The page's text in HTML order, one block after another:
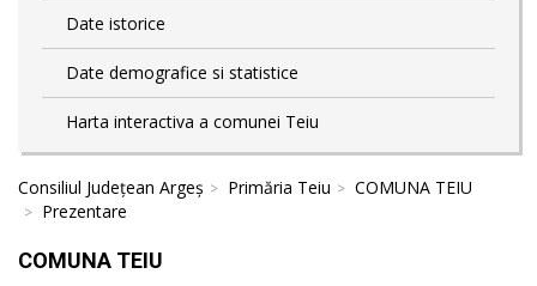
Date istorice
Date demografice si statistice
Harta interactiva a comunei Teiu
Consiliul Județean Argeș Primăria Teiu
COMUNA TEIU
Prezentare
COMUNA TEIU